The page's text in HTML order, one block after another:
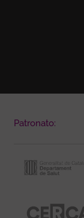
Patronato: